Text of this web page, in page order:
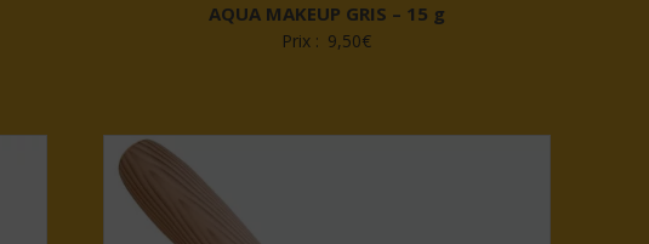
AQUA MAKEUP GRIS – 15 g
Prix : 9,50€